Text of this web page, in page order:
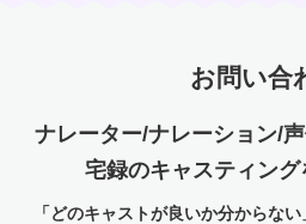
お問い合
ナレーター/ナレーション/
宅録のキャスティン
「どのキャストが良いか分からな